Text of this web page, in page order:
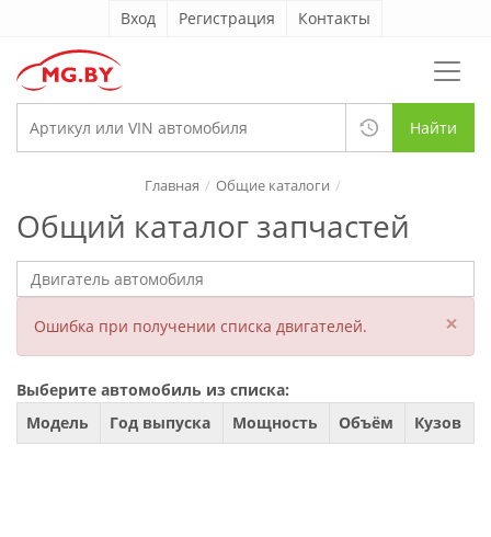
Вход Регистрация Контакты
Найти
Общий каталог запчастей
Главная Общие каталоги
Ошибка при получении списка двигателей. ×
Выберите автомобиль из списка:
Модель
Год выпуска Мощность Объём Кузов